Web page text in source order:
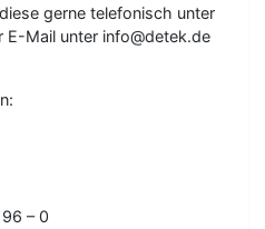
gerne telefonisch unter
Mail unter info@detek.de
– 0